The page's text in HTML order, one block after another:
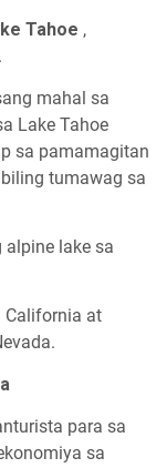
Tahoe ,
mahal sa
Lake Tahoe
sa pamamagitan
tumawag sa
lake sa
California at
para sa
sa